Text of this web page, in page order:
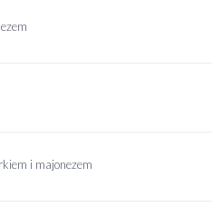
i majonezem